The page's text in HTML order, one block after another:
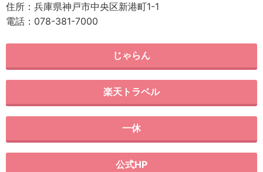
住所：兵庫県神戸市中央区新港町1-1
電話：078-381-7000
じゃらん
楽天トラベル
一休
公式HP